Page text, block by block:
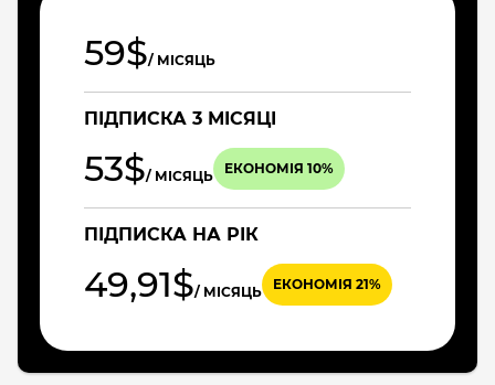
59$/ МІСЯЦЬ
ПІДПИСКА 3 МІСЯЦІ
53$/ МІСЯЦЬ ЕКОНОМІЯ 10%
ПІДПИСКА НА РІК
49,91$/ МІСЯЦЬ ЕКОНОМІЯ 21%